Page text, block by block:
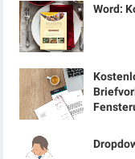
Word: